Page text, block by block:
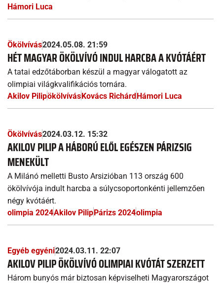
Hámori Luca
Ökölvívás2024.05.08. 21:59
HÉT MAGYAR ÖKÖLVÍVÓ INDUL HARCBA A KVÓTÁÉRT
A tatai edzőtáborban készül a magyar válogatott az
olimpiai világkvalifikációs tornára.
Akilov PilipökölvívásKovács RichárdHámori Luca
Ökölvívás2024.03.12. 15:32
AKILOV PILIP A HÁBORÚ ELŐL EGÉSZEN PÁRIZSIG
MENEKÜLT
A Milánó melletti Busto Arsizióban 113 ország 600
ökölvívója indult harcba a súlycsoportonkénti jellemzően
négy kvótáért.
olimpia 2024Akilov PilipPárizs 2024olimpia
Egyéb egyéni2024.03.11. 22:07
AKILOV PILIP ÖKÖLVÍVÓ OLIMPIAI KVÓTÁT SZERZETT
Három bunyós már biztosan képviselheti Magyarországot